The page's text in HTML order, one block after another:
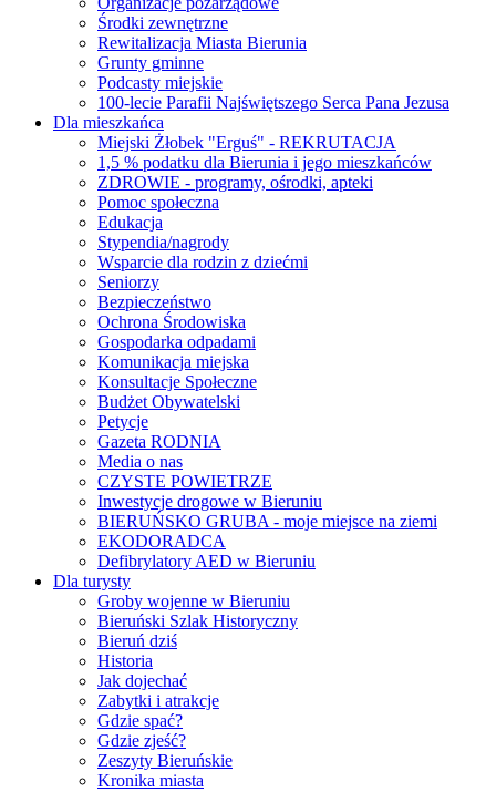
Środki zewnętrzne
Rewitalizacja Miasta Bierunia
Grunty gminne
Podcasty miejskie
100-lecie Parafii Najświętszego Serca Pana Jezusa
Dla mieszkańca
Miejski Żłobek "Erguś" - REKRUTACJA
1,5 % podatku dla Bierunia i jego mieszkańców
ZDROWIE - programy, ośrodki, apteki
Pomoc społeczna
Edukacja
Stypendia/nagrody
Wsparcie dla rodzin z dziećmi
Seniorzy
Bezpieczeństwo
Ochrona Środowiska
Gospodarka odpadami
Komunikacja miejska
Konsultacje Społeczne
Budżet Obywatelski
Petycje
Gazeta RODNIA
Media o nas
CZYSTE POWIETRZE
Inwestycje drogowe w Bieruniu
BIERUŃSKO GRUBA - moje miejsce na ziemi
EKODORADCA
Defibrylatory AED w Bieruniu
Dla turysty
Groby wojenne w Bieruniu
Bieruński Szlak Historyczny
Bieruń dziś
Historia
Jak dojechać
Zabytki i atrakcje
Gdzie spać?
Gdzie zjeść?
Zeszyty Bieruńskie
Kronika miasta